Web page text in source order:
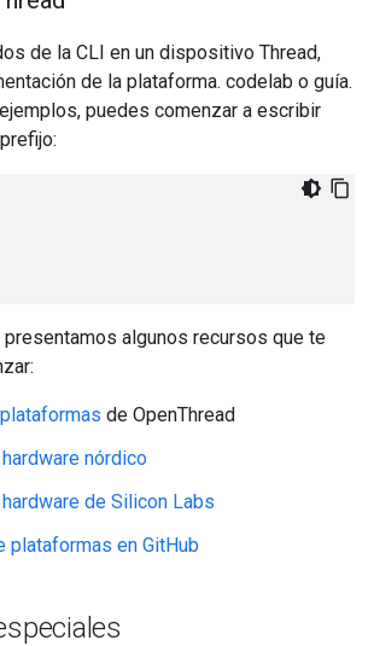
de la CLI en un dispositivo Thread,
de la plataforma. codelab o guía.
puedes comenzar a escribir
presentamos algunos recursos que te
plataformas de OpenThread
nórdico
de Silicon Labs
plataformas en GitHub